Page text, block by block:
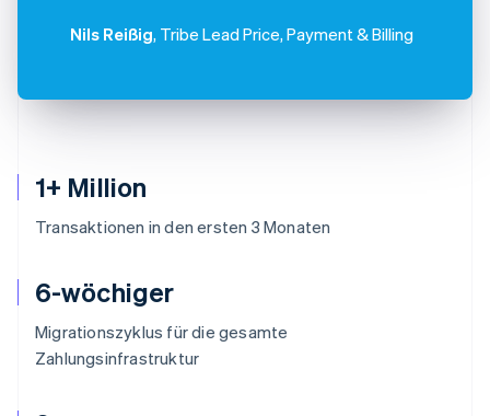
1+ Million
Transaktionen in den ersten 3 Monaten
6-wöchiger
Migrationszyklus für die gesamte
Zahlungsinfrastruktur
Nils Reißig, Tribe Lead Price, Payment & Billing